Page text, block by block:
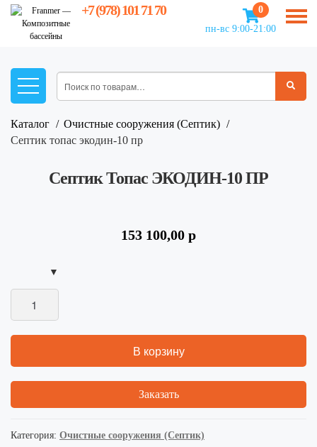
+7 (978) 101 71 70
пн-вс 9:00-21:00
0
Каталог
Очистные сооружения (Септик)
септик топас экодин-10 пр
Септик Топас ЭКОДИН-10 ПР
153 100,00 р
Количество
В корзину
Заказать
Категория: Очистные сооружения (Септик)